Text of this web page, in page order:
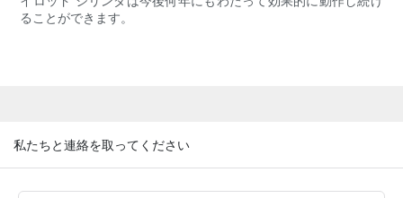
ることができます。
私たちと連絡を取ってください